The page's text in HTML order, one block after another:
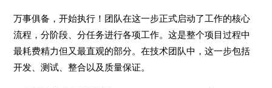
万事俱备，开始执行！团队在这一步正式启动了工作的核心
流程，分阶段、分任务进行各项工作。这是整个项目过程中
最耗费精力但又最直观的部分。在技术团队中，这一步包括
开发、测试、整合以及质量保证。